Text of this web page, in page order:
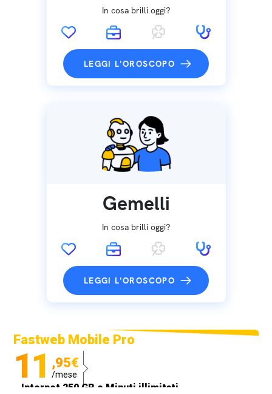
In cosa brilli oggi?
LEGGI L'OROSCOPO
Gemelli
In cosa brilli oggi?
LEGGI L'OROSCOPO
Fastweb Mobile Pro
11 ,95€
/mese
Internet 250 GB e Minuti illimitati